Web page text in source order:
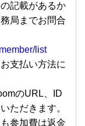
記載があるか
局までお問合
list
支払い方法に
のURL、ID
ただきます。
参加費は返金